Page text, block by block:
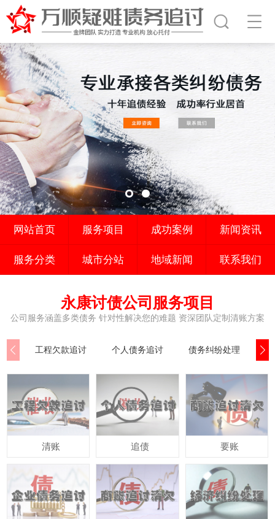
网站首页 服务项目 成功案例 新闻资讯
服务分类 城市分站 地域新闻 联系我们
永康讨债公司服务项目
公司服务涵盖多类债务 针对性解决您的难题 资深团队定制清账方案
工程欠款追讨 个人债务追讨 债务纠纷处理
清账 追债 要账